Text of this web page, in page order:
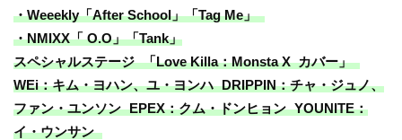
・Weeekly「After School」「Tag Me」
・NMIXX「 O.O」「Tank」
スペシャルステージ 「Love Killa：Monsta X カバー」
WEi：キム・ヨハン、ユ・ヨンハ DRIPPIN：チャ・ジュノ、
ファン・ユンソン EPEX：クム・ドンヒョン YOUNITE：
イ・ウンサン